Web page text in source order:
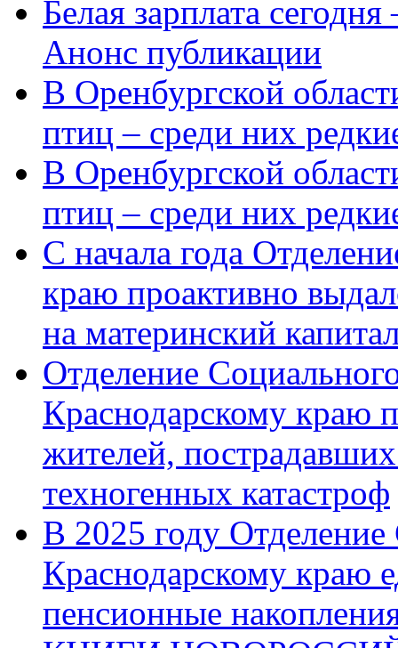
Белая зарплата
Анонс публикации
В Оренбургской
птиц – среди них
В Оренбургской
птиц – среди них
С начала года
краю проактивно
на материнский
Отделение
Краснодарскому краю
жителей,
техногенных катастроф
В 2025 году
Краснодарскому краю
пенсионные